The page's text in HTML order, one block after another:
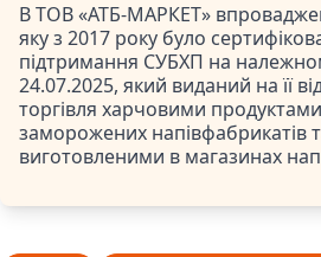
В ТОВ «АТБ-МАРКЕТ»
яку з 2017 року було
підтримання СУБХП на
24.07.2025, який виданий на її
торгівля харчовими
заморожених напівфабрикатів
виготовленими в магазинах